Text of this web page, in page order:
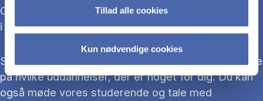
Tillad alle cookies
Kun nødvendige cookies
Overvejer du at søge ind på en bacheloruddannelse
i 2027?
Så kom med til Åbent Hus, hvor du kan blive klogere
på hvilke uddannelser, der er noget for dig. Du kan
også møde vores studerende og tale med